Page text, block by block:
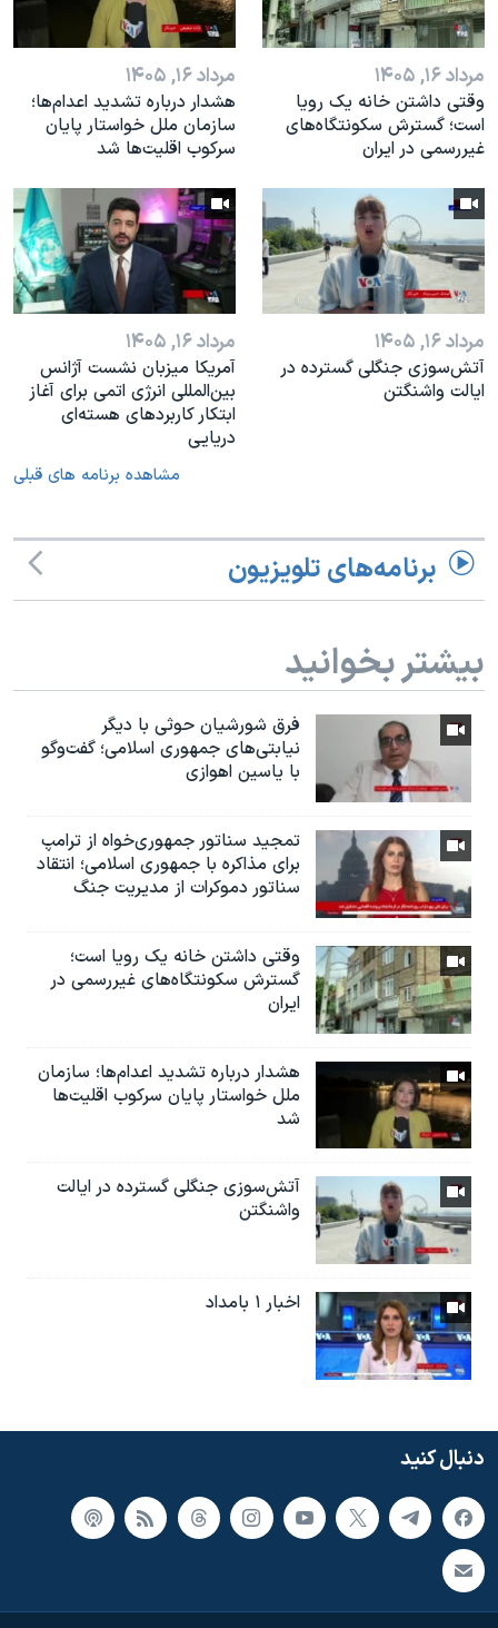
مرداد ۱۶, ۱۴۰۵
وقتی داشتن خانه یک رویا
است؛ گسترش سکونتگاه‌های
غیررسمی در ایران
مرداد ۱۶, ۱۴۰۵
هشدار درباره تشدید اعدام‌ها؛
سازمان ملل خواستار پایان
سرکوب اقلیت‌ها شد
مرداد ۱۶, ۱۴۰۵
آتش‌سوزی جنگلی گسترده در
ایالت واشنگتن
مرداد ۱۶, ۱۴۰۵
آمریکا میزبان نشست آژانس
بین‌المللی انرژی اتمی برای آغاز
ابتکار کاربردهای هسته‌ای
دریایی
مشاهده برنامه های قبلی
برنامه‌های تلویزیون
بیشتر بخوانید
فرق شورشیان حوثی با دیگر
نیابتی‌های جمهوری اسلامی؛ گفت‌وگو
با یاسین اهوازی
تمجید سناتور جمهوری‌خواه از ترامپ
برای مذاکره با جمهوری اسلامی؛ انتقاد
سناتور دموکرات از مدیریت جنگ
وقتی داشتن خانه یک رویا است؛
گسترش سکونتگاه‌های غیررسمی در
ایران
هشدار درباره تشدید اعدام‌ها؛ سازمان
ملل خواستار پایان سرکوب اقلیت‌ها
شد
آتش‌سوزی جنگلی گسترده در ایالت
واشنگتن
اخبار ۱ بامداد
دنبال کنید